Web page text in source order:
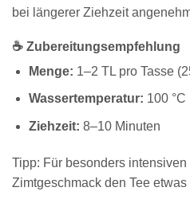
bei längerer Ziehzeit
☕ Zubereitungsempfehlung
Menge: 1–2 TL pro Tasse
Wassertemperatur: 100 °C
Ziehzeit: 8–10 Minuten
Tipp: Für besonders intensiven
Zimtgeschmack den Tee